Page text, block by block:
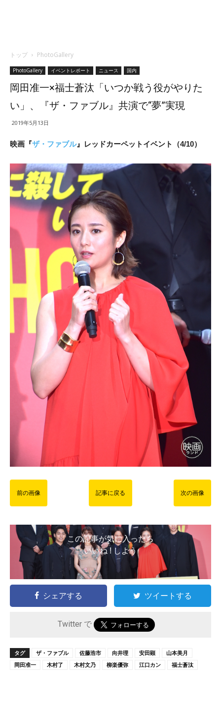
トップ PhotoGallery
PhotoGallery イベントレポート ニュース 国内
岡田准一×福士蒼汰「いつか戦う役がやりた
い」、『ザ・ファブル』共演で“夢”実現
2019年5月13日
映画『ザ・ファブル』レッドカーペットイベント（4/10）
前の画像 記事に戻る 次の画像
この記事が気に入ったら
いいね ! しよう
シェアする ツイートする
Twitter で
タグ ザ・ファブル 佐藤浩市 向井理 安田顕
山本美月
岡田准一
木村了 木村文乃 柳楽優弥 江口カン 福士蒼汰